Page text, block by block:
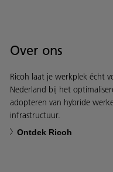
Over ons
Ricoh laat je werkplek écht
Nederland bij het
adopteren van hybride
infrastructuur.
Ontdek Ricoh